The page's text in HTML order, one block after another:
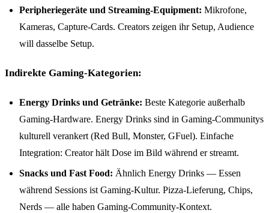
Peripheriegeräte und Streaming-Equipment: Mikrofone,
Kameras, Capture-Cards. Creators zeigen ihr Setup, Audience
will dasselbe Setup.
Indirekte Gaming-Kategorien:
Energy Drinks und Getränke: Beste Kategorie außerhalb
Gaming-Hardware. Energy Drinks sind in Gaming-Communitys
kulturell verankert (Red Bull, Monster, GFuel). Einfache
Integration: Creator hält Dose im Bild während er streamt.
Snacks und Fast Food: Ähnlich Energy Drinks — Essen
während Sessions ist Gaming-Kultur. Pizza-Lieferung, Chips,
Nerds — alle haben Gaming-Community-Kontext.